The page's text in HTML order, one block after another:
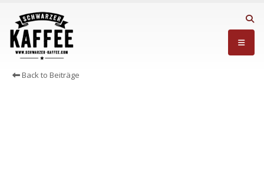
Back to Beiträge